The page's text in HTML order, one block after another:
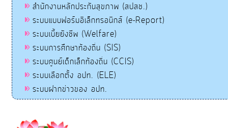
สำนักงานหลักประกันสุขภาพ (สปสช.)
ระบบแบบฟอร์มอิเล็กทรอนิกส์ (e-Report)
ระบบเบี้ยยังชีพ (Welfare)
ระบบการศึกษาท้องถิ่น (SIS)
ระบบศูนย์เด็กเล็กท้องถิ่น (CCIS)
ระบบเลือกตั้ง อปท. (ELE)
ระบบฝากข่าวของ อปท.